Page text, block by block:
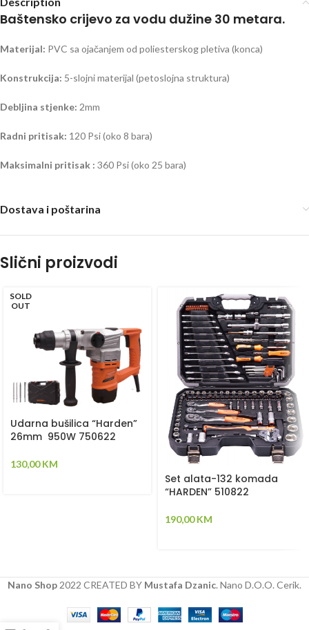
Baštensko crijevo za vodu dužine 30 metara.
Materijal: PVC sa ojačanjem od poliesterskog pletiva (konca)
Konstrukcija: 5-slojni materijal (petoslojna struktura)
Debljina stjenke: 2mm
Radni pritisak: 120 Psi (oko 8 bara)
Maksimalni pritisak : 360 Psi (oko 25 bara)
Dostava i poštarina
Slični proizvodi
SOLD
OUT
Udarna bušilica “Harden”
26mm 950W 750622
130,00KM
Set alata-132 komada
“HARDEN” 510822
190,00KM
Nano Shop 2022 CREATED BY Mustafa Dzanic. Nano D.O.O. Cerik.